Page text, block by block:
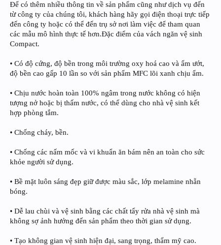
Để có thêm nhiều thông tin về sản phẩm cũng như dịch vụ đến
từ công ty của chúng tôi, khách hàng hãy gọi điện thoại trực tiếp
đến công ty hoặc có thể đến trụ sở nơi làm việc để tham quan
các mẫu mô hình thực tế hơn.Đặc điểm của vách ngăn vệ sinh
Compact.
• Có độ cứng, độ bền trong môi trường oxy hoá cao và ẩm ướt,
độ bền cao gấp 10 lần so với sản phẩm MFC lõi xanh chịu ẩm.
• Chịu nước hoàn toàn 100% ngâm trong nước không có hiện
tượng nở hoặc bị thấm nước, có thể dùng cho nhà vệ sinh kết
hợp phòng tắm.
• Chống cháy, bền.
• Chống các nấm mốc và vi khuẩn ăn bám nên an toàn cho sức
khỏe người sử dụng.
• Bề mặt luôn sáng đẹp giữ được màu sắc, lớp melamine nhẵn
bóng.
• Dễ lau chùi và vệ sinh bằng các chất tẩy rửa nhà vệ sinh mà
không sợ ảnh hưởng đến sản phẩm theo thời gian sử dụng.
• Tạo không gian vệ sinh hiện đại, sang trọng, thẩm mỹ cao.